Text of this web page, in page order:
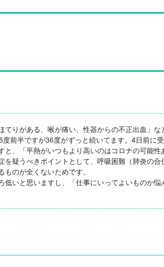
りがある、喉が痛い、性器からの不正出血」
前半ですが36度がずっと続いてます。4日前
、「平熱がいつもより高いのはコロナの可能
疑うべきポイントとして、呼吸困難（肺炎の
のが全くないためです。
いと思いますし、「仕事にいってよいものか